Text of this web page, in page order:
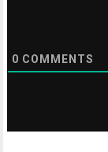
0 COMMENTS